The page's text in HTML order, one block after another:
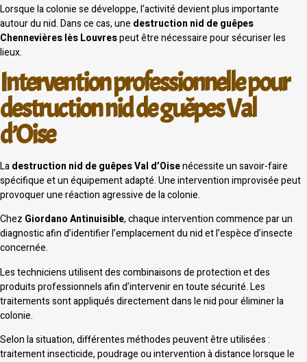
Lorsque la colonie se développe, l’activité devient plus importante
autour du nid. Dans ce cas, une destruction nid de guêpes
Chennevières lès Louvrespeut être nécessaire pour sécuriser les
lieux.
Intervention professionnelle pour
destruction nid de guêpes Val
d’Oise
Ladestruction nid de guêpes Val d’Oisenécessite un savoir-faire
spécifique et un équipement adapté. Une intervention improvisée peut
provoquer une réaction agressive de la colonie.
Chez Giordano Antinuisible, chaque intervention commence par un
diagnostic afin d’identifier l’emplacement du nid et l’espèce d’insecte
concernée.
Les techniciens utilisent des combinaisons de protection et des
produits professionnels afin d’intervenir en toute sécurité. Les
traitements sont appliqués directement dans le nid pour éliminer la
colonie.
Selon la situation, différentes méthodes peuvent être utilisées :
traitement insecticide, poudrage ou intervention à distance lorsque le